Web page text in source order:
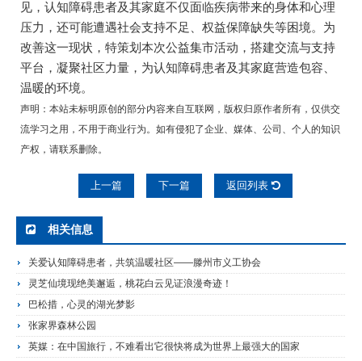
见，认知障碍患者及其家庭不仅面临疾病带来的身体和心理
压力，还可能遭遇社会支持不足、权益保障缺失等困境。为
改善这一现状，特策划本次公益集市活动，搭建交流与支持
平台，凝聚社区力量，为认知障碍患者及其家庭营造包容、
温暖的环境。
声明：本站未标明原创的部分内容来自互联网，版权归原作者所有，仅供交
流学习之用，不用于商业行为。如有侵犯了企业、媒体、公司、个人的知识
产权，请联系删除。
上一篇 下一篇 返回列表
相关信息
关爱认知障碍患者，共筑温暖社区——滕州市义工协会
灵芝仙境现绝美邂逅，桃花白云见证浪漫奇迹！
巴松措，心灵的湖光梦影
张家界森林公园
英媒：在中国旅行，不难看出它很快将成为世界上最强大的国家